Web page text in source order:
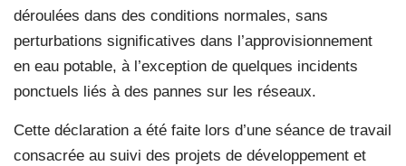
déroulées dans des conditions normales, sans
perturbations significatives dans l’approvisionnement
en eau potable, à l’exception de quelques incidents
ponctuels liés à des pannes sur les réseaux.
Cette déclaration a été faite lors d’une séance de travail
consacrée au suivi des projets de développement et